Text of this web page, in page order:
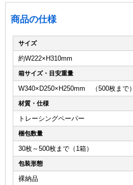
商品の仕様
サイズ
約W222×H310mm
箱サイズ・目安重量
W340×D250×H250mm （500枚まで）
材質・仕様
トレーシングペーパー
梱包数量
30枚～500枚まで（1箱）
包装形態
裸納品